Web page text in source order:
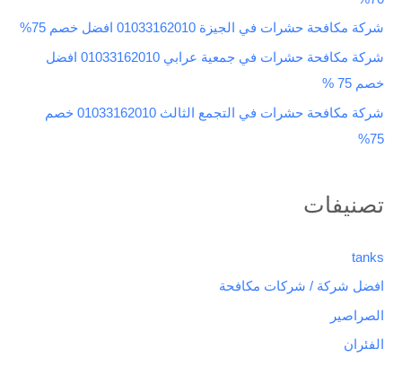
شركة مكافحة حشرات في الجيزة 01033162010 افضل خصم 75%
شركة مكافحة حشرات في جمعية عرابي 01033162010 افضل
خصم 75 %
شركة مكافحة حشرات في التجمع الثالث 01033162010 خصم
75%
تصنيفات
tanks
افضل شركة / شركات مكافحة
الصراصير
الفئران